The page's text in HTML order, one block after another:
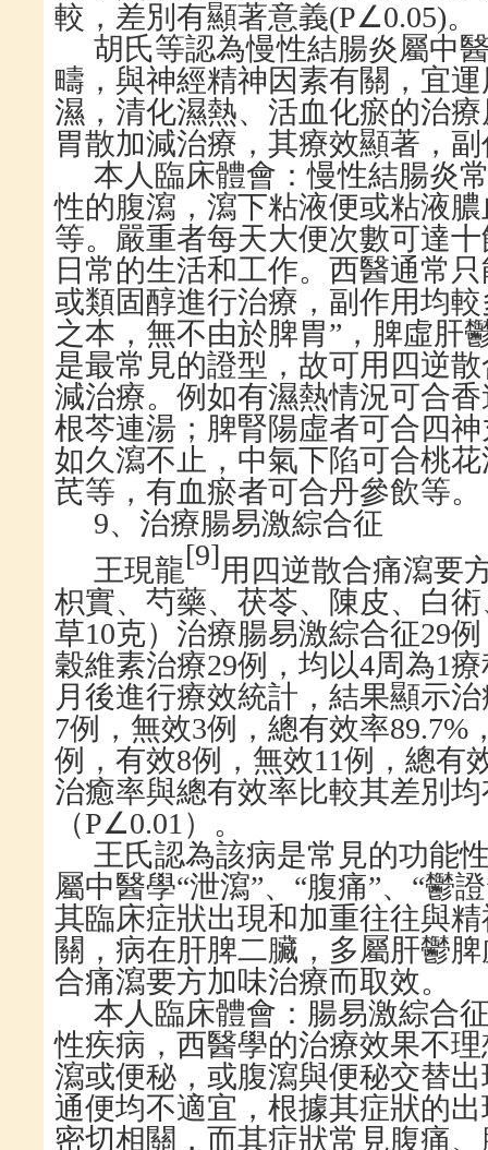
較，差別有顯著意義(P∠0.05)。
胡氏等認為慢性結腸炎屬中
疇，與神經精神因素有關，宜
濕，清化濕熱、活血化瘀的治
胃散加減治療，其療效顯著，
本人臨床體會：慢性結腸炎
性的腹瀉，瀉下粘液便或粘液
等。嚴重者每天大便次數可達
日常的生活和工作。西醫通常
或類固醇進行治療，副作用均
之本，無不由於脾胃”，脾虛肝
是最常見的證型，故可用四逆
減治療。例如有濕熱情況可合
根芩連湯；脾腎陽虛者可合四
如久瀉不止，中氣下陷可合桃
芪等，有血瘀者可合丹參飲等。
9、治療腸易激綜合征
王現龍[9]用四逆散合痛瀉要
枳實、芍藥、茯苓、陳皮、白
草10克）治療腸易激綜合征29例
穀維素治療29例，均以4周為1療
月後進行療效統計，結果顯示
7例，無效3例，總有效率89.7%
例，有效8例，無效11例，總有
治癒率與總有效率比較其差別
（P∠0.01 ）。
王氏認為該病是常見的功能
屬中醫學“泄瀉”、“腹痛”、“鬱
其臨床症狀出現和加重往往與
關，病在肝脾二臟，多屬肝鬱
合痛瀉要方加味治療而取效。
本人臨床體會：腸易激綜合
性疾病，西醫學的治療效果不
瀉或便秘，或腹瀉與便秘交替
通便均不適宜，根據其症狀的
密切相關，而其症狀常見腹痛